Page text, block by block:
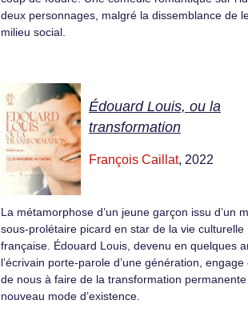
deux personnages, malgré la dissemblance de
milieu social.
Édouard Louis, ou la
transformation
François Caillat, 2022
La métamorphose d’un jeune garçon issu d’un
sous-prolétaire picard en star de la vie culturelle
française. Édouard Louis, devenu en quelques
l’écrivain porte-parole d’une génération, engage
de nous à faire de la transformation permanente
nouveau mode d’existence.